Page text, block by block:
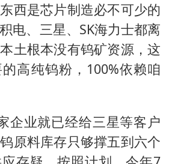
西是芯片制造必不可少的
电、三星、SK海力士都离
土根本没有钨矿资源，这
高纯钨粉，100%依赖咱
企业就已经给三星等客户
原料库存只够撑五到六个